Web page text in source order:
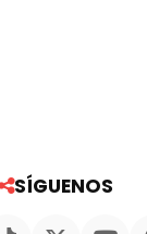
SÍGUENOS